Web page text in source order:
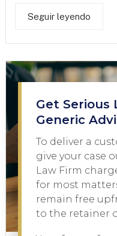
Seguir leyendo
Get Serious
Generic
To deliver a
give your case
Law Firm
for most
remain free
to the retainer